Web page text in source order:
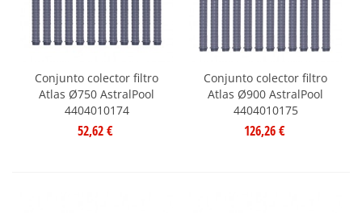
Conjunto colector filtro
Atlas Ø750 AstralPool
4404010174
52,62 €
Conjunto colector filtro
Atlas Ø900 AstralPool
4404010175
126,26 €